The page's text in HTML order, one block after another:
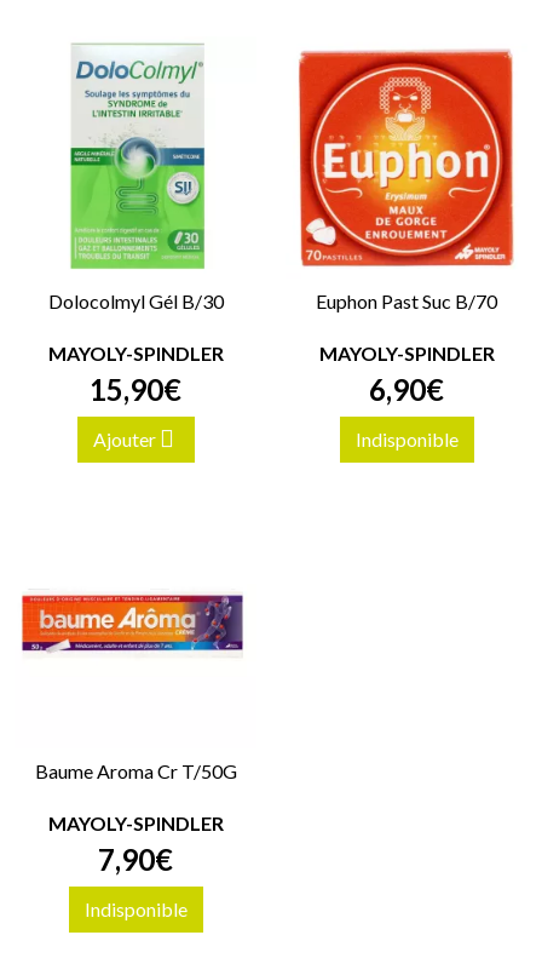
Dolocolmyl Gél B/30
MAYOLY-SPINDLER
15,90€
Ajouter
Euphon Past Suc B/70
MAYOLY-SPINDLER
6,90€
Indisponible
Baume Aroma Cr T/50G
MAYOLY-SPINDLER
7,90€
Indisponible